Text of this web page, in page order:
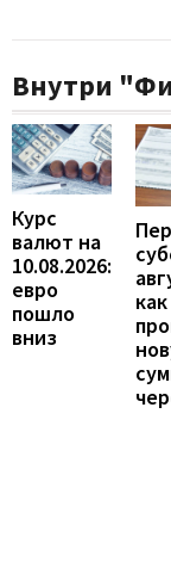
Внутри
Курс
валют на
10.08.2026:
евро
пошло
вниз
как